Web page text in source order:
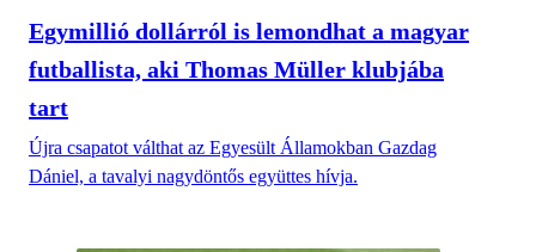
Egymillió dollárról is lemondhat a magyar
futballista, aki Thomas Müller klubjába
tart
Újra csapatot válthat az Egyesült Államokban Gazdag
Dániel, a tavalyi nagydöntős együttes hívja.